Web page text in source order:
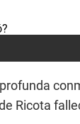
Ricota